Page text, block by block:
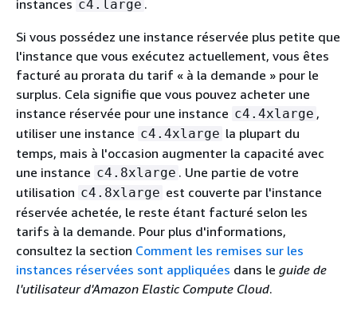
instances c4.large .
Si vous possédez une instance réservée plus petite que
l'instance que vous exécutez actuellement, vous êtes
facturé au prorata du tarif « à la demande » pour le
surplus. Cela signifie que vous pouvez acheter une
instance réservée pour une instance c4.4xlarge ,
utiliser une instance c4.4xlarge la plupart du
temps, mais à l'occasion augmenter la capacité avec
une instance c4.8xlarge . Une partie de votre
utilisation c4.8xlarge est couverte par l'instance
réservée achetée, le reste étant facturé selon les
tarifs à la demande. Pour plus d'informations,
consultez la section Comment les remises sur les
instances réservées sont appliquées dans le guide de
l'utilisateur d'Amazon Elastic Compute Cloud.